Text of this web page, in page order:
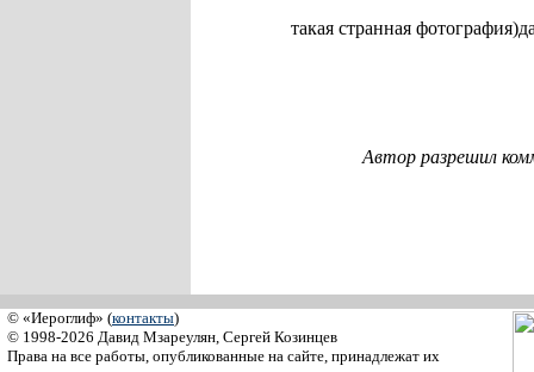
такая странная
Автор разрешил
© «Иероглиф» (контакты)
© 1998-2026 Давид Мзареулян, Сергей Козинцев
Права на все работы, опубликованные на сайте, принадлежат их